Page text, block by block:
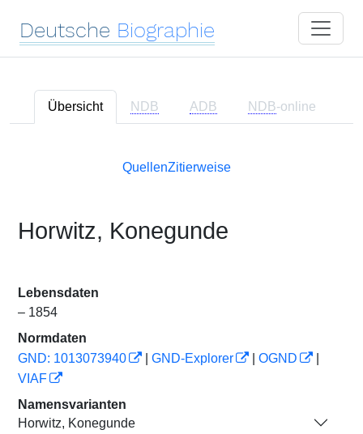
Deutsche Biographie
Übersicht NDB ADB NDB-online
QuellenZitierweise
Horwitz, Konegunde
Lebensdaten
– 1854
Normdaten
GND: 1013073940
GND-Explorer OGND
VIAF
Namensvarianten
Horwitz, Konegunde